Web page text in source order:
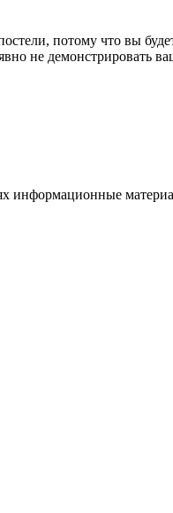
потому что вы
не демонстрировать
информационные